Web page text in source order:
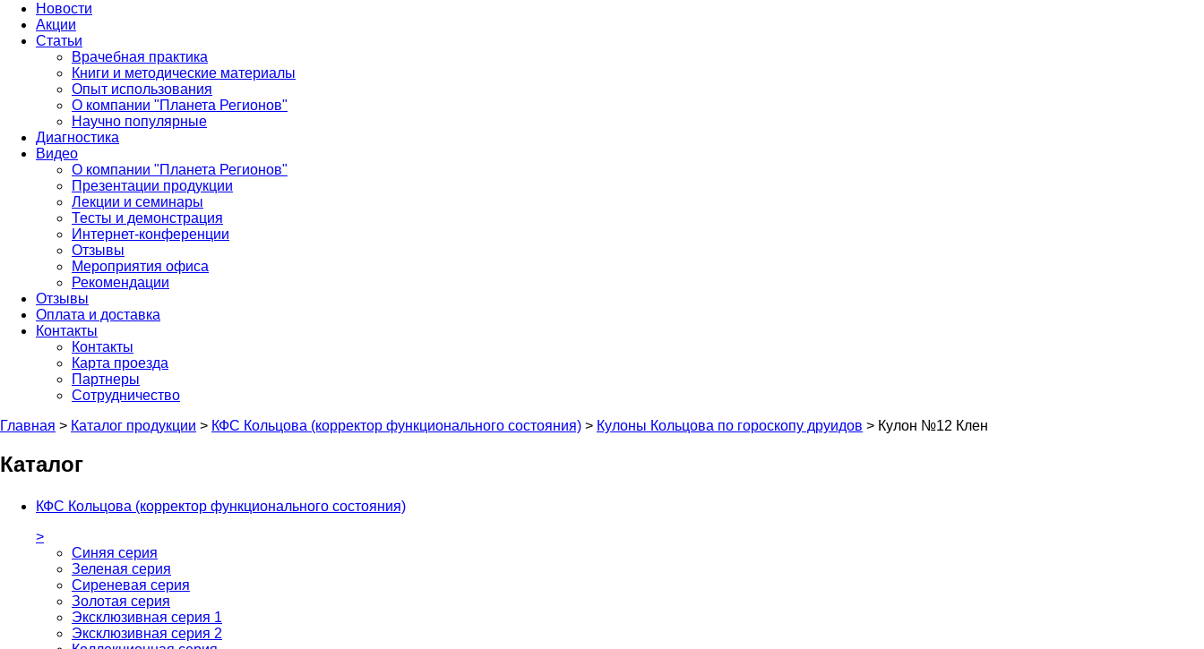
Новости
Акции
Статьи
Врачебная практика
Книги и методические материалы
Опыт использования
О компании "Планета Регионов"
Научно популярные
Диагностика
Видео
О компании "Планета Регионов"
Презентации продукции
Лекции и семинары
Тесты и демонстрация
Интернет-конференции
Отзывы
Мероприятия офиса
Рекомендации
Отзывы
Оплата и доставка
Контакты
Контакты
Карта проезда
Партнеры
Сотрудничество
Главная > Каталог продукции > КФС Кольцова (корректор функционального состояния) > Кулоны Кольцова по гороскопу друидов > Кулон №12 Клен
Каталог
КФС Кольцова (корректор функционального состояния)
>
Синяя серия
Зеленая серия
Сиреневая серия
Золотая серия
Эксклюзивная серия 1
Эксклюзивная серия 2